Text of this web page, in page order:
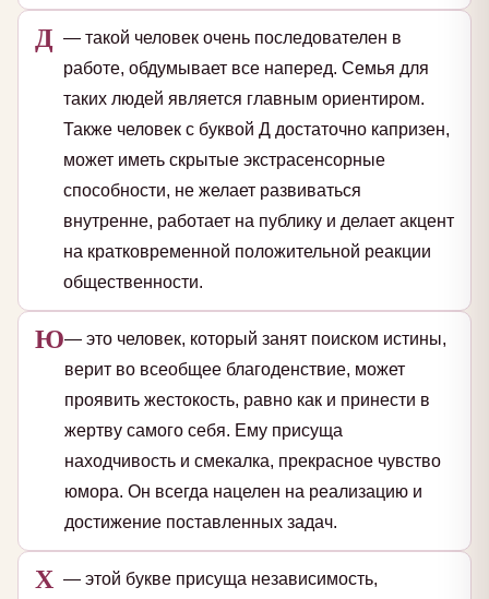
Д — такой человек очень последователен в
работе, обдумывает все наперед. Семья для
таких людей является главным ориентиром.
Также человек с буквой Д достаточно капризен,
может иметь скрытые экстрасенсорные
способности, не желает развиваться
внутренне, работает на публику и делает акцент
на кратковременной положительной реакции
общественности.
Ю— это человек, который занят поиском истины,
верит во всеобщее благоденствие, может
проявить жестокость, равно как и принести в
жертву самого себя. Ему присуща
находчивость и смекалка, прекрасное чувство
юмора. Он всегда нацелен на реализацию и
достижение поставленных задач.
Х — этой букве присуща независимость,